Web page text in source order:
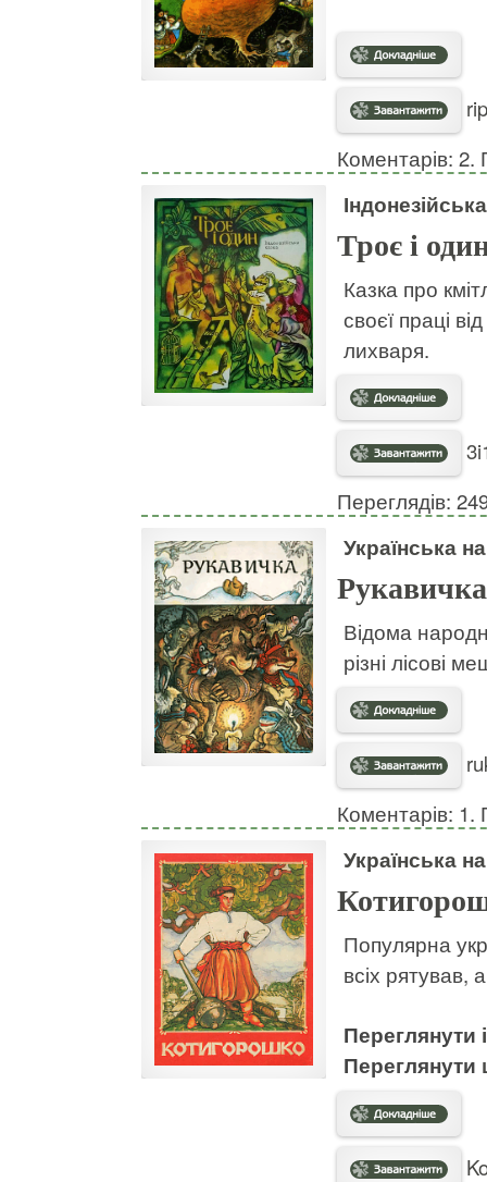
Коментарів: 2.
Троє і
Казка про
своєї праці
лихваря.
Переглядів:
Українська
Рукавичка
Відома
різні лісові
Коментарів: 1.
Українська
Популярна
всіх рятував,
Переглянути
Переглянути